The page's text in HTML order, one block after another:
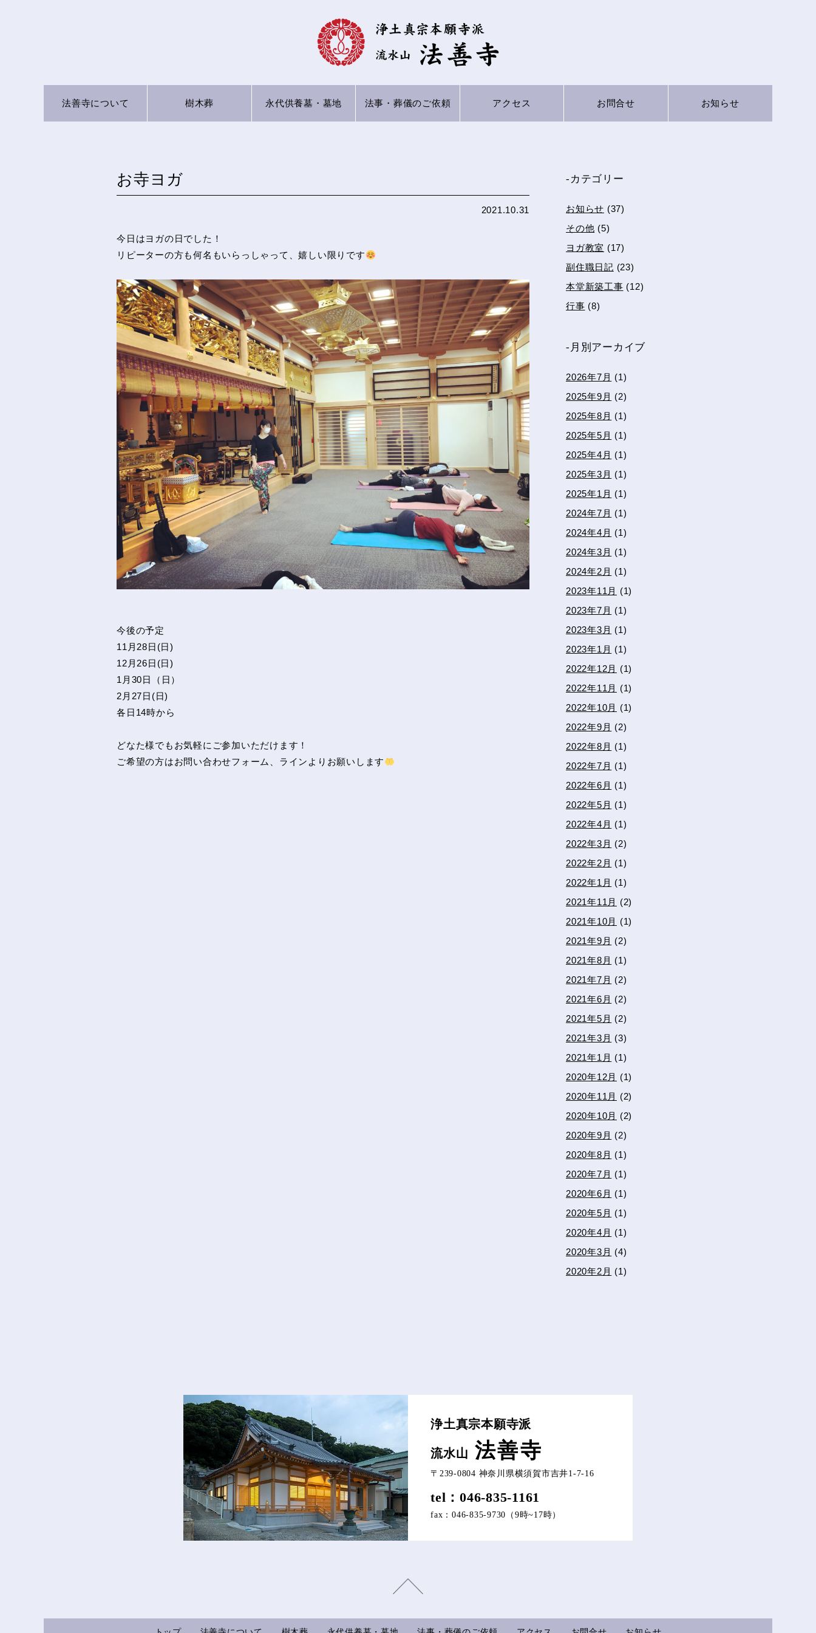
法善寺について 樹木葬 永代供養墓 ・墓地 法事・葬儀のご依頼 アクセス お問合せ お知らせ
お寺ヨガ
2021.10.31
今日はヨガの日でした！
リピーターの方も何名もいらっしゃって、嬉しい限りです
今後の予定
11月28日(日)
12月26日(日)
1月30日（日）
2月27日(日)
各日14時から
どなた様でもお気軽にご参加いただけます！
ご希望の方はお問い合わせフォーム、ラインよりお願いします
-カテゴリー
お知らせ (37)
その他 (5)
ヨガ教室 (17)
副住職日記 (23)
本堂新築工事 (12)
行事 (8)
-月別アーカイブ
2026年7月 (1)
2025年9月 (2)
2025年8月 (1)
2025年5月 (1)
2025年4月 (1)
2025年3月 (1)
2025年1月 (1)
2024年7月 (1)
2024年4月 (1)
2024年3月 (1)
2024年2月 (1)
2023年11月 (1)
2023年7月 (1)
2023年3月 (1)
2023年1月 (1)
2022年12月 (1)
2022年11月 (1)
2022年10月 (1)
2022年9月 (2)
2022年8月 (1)
2022年7月 (1)
2022年6月 (1)
2022年5月 (1)
2022年4月 (1)
2022年3月 (2)
2022年2月 (1)
2022年1月 (1)
2021年11月 (2)
2021年10月 (1)
2021年9月 (2)
2021年8月 (1)
2021年7月 (2)
2021年6月 (2)
2021年5月 (2)
2021年3月 (3)
2021年1月 (1)
2020年12月 (1)
2020年11月 (2)
2020年10月 (2)
2020年9月 (2)
2020年8月 (1)
2020年7月 (1)
2020年6月 (1)
2020年5月 (1)
2020年4月 (1)
2020年3月 (4)
2020年2月 (1)
浄土真宗本願寺派
流水山 法善寺
〒239-0804 神奈川県横須賀市吉井1-7-16
tel：046-835-1161
fax：046-835-9730（9時~17時）